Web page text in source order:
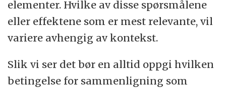
elementer. Hvilke av disse spørsmålene
eller effektene som er mest relevante, vil
variere avhengig av kontekst.
Slik vi ser det bør en alltid oppgi hvilken
betingelse for sammenligning som